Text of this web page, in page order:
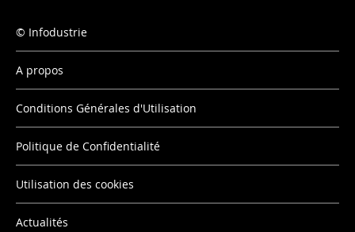
Infodustrie
A propos
Conditions Générales d'Utilisation
Politique de Confidentialité
Utilisation des cookies
Actualités